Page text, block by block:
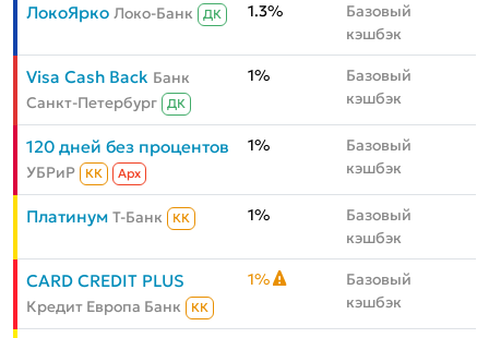
ЛокоЯрко Локо-Банк ДК 1.3%
Базовый
кэшбэк
Visa Cash Back Банк
Санкт-Петербург
ДК
1%
Базовый
кэшбэк
120 дней без процентов
УБРиР КК Aрх
1%
Базовый
кэшбэк
Платинум Т-Банк КК 1%
Базовый
кэшбэк
CARD CREDIT PLUS
Кредит Европа Банк КК
1%
Базовый
кэшбэк